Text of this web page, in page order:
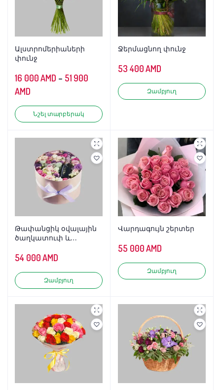
Ալստրոմերիաների
փունջ
16 000AMD – 51 900
AMD
Նշել տարբերակ
Ջերմացնող փունջ
53 400AMD
Զամբյուղ
Թափանցիկ օվալային
ծաղկատուփ և
54 000AMD
Զամբյուղ
Վարդագույն շերտեր
55 000AMD
Զամբյուղ